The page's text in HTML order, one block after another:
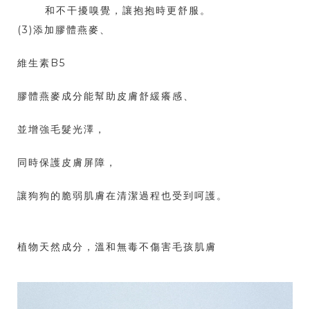
和不干擾嗅覺，讓抱抱時更舒服。
(3)添加膠體燕麥、
維生素B5
膠體燕麥成分能幫助皮膚舒緩癢感、
並增強毛髮光澤，
同時保護皮膚屏障，
讓狗狗的脆弱肌膚在清潔過程也受到呵護。
植物天然成分，溫和無毒不傷害毛孩肌膚